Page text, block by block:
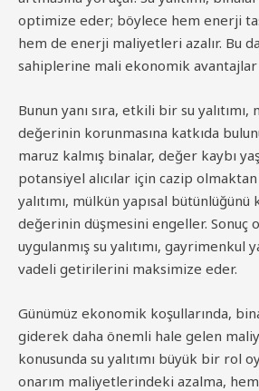
optimize eder; böylece hem enerji
hem de enerji maliyetleri azalır. Bu
sahiplerine mali ekonomik avantajlar
Bunun yanı sıra, etkili bir su yalıtımı,
değerinin korunmasına katkıda
maruz kalmış binalar, değer kaybı
potansiyel alıcılar için cazip olmaktan
yalıtımı, mülkün yapısal
değerinin düşmesini engeller. Sonuç
uygulanmış su yalıtımı, gayrimenkul
vadeli getirilerini maksimize eder.
Günümüz ekonomik koşullarında,
giderek daha önemli hale gelen
konusunda su yalıtımı büyük bir rol
onarım maliyetlerindeki azalma,